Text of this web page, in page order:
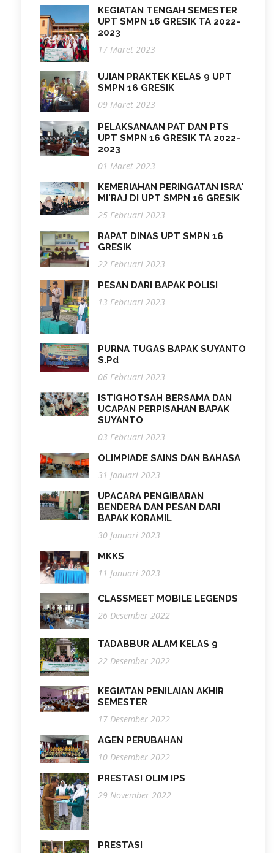
KEGIATAN TENGAH SEMESTER
UPT SMPN 16 GRESIK TA 2022-
2023
17 Maret 2023
UJIAN PRAKTEK KELAS 9 UPT
SMPN 16 GRESIK
09 Maret 2023
PELAKSANAAN PAT DAN PTS
UPT SMPN 16 GRESIK TA 2022-
2023
01 Maret 2023
KEMERIAHAN PERINGATAN ISRA'
MI'RAJ DI UPT SMPN 16 GRESIK
25 Februari 2023
RAPAT DINAS UPT SMPN 16
GRESIK
22 Februari 2023
PESAN DARI BAPAK POLISI
13 Februari 2023
PURNA TUGAS BAPAK SUYANTO
S.Pd
06 Februari 2023
ISTIGHOTSAH BERSAMA DAN
UCAPAN PERPISAHAN BAPAK
SUYANTO
03 Februari 2023
OLIMPIADE SAINS DAN BAHASA
31 Januari 2023
UPACARA PENGIBARAN
BENDERA DAN PESAN DARI
BAPAK KORAMIL
30 Januari 2023
MKKS
11 Januari 2023
CLASSMEET MOBILE LEGENDS
26 Desember 2022
TADABBUR ALAM KELAS 9
22 Desember 2022
KEGIATAN PENILAIAN AKHIR
SEMESTER
17 Desember 2022
AGEN PERUBAHAN
10 Desember 2022
PRESTASI OLIM IPS
29 November 2022
PRESTASI